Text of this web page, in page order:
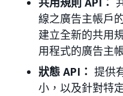
線之廣告主帳戶
建立全新的共用
用程式的廣告主
狀態 API： 提供
小，以及針對特